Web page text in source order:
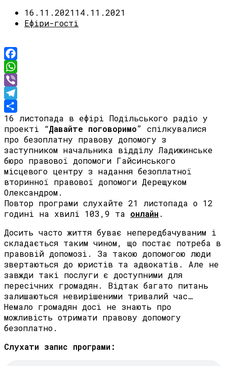
16.11.202114.11.2021
Ефіри-гості
Facebook
WhatsApp
Viber
Telegram
Share
16 листопада в ефірі Подільського радіо у
проекті “Давайте поговоримо” спілкувалися
про безоплатну правову допомогу з
заступником начальника відділу Ладижинське
бюро правової допомоги Гайсинського
місцевого центру з надання безоплатної
вторинної правової допомоги Дерещуком
Олександром.
Повтор програми слухайте 21 листопада о 12
годині на хвилі 103,9 та онлайн .
Досить часто життя буває непередбачуваним і
складається таким чином, що постає потреба в
правовій допомозі. За такою допомогою люди
звертаються до юристів та адвокатів. Але не
завжди такі послуги є доступними для
пересічних громадян. Відтак багато питань
залишаються невирішеними тривалий час…
Немало громадян досі не знають про
можливість отримати правову допомогу
безоплатно.
Слухати запис програми: